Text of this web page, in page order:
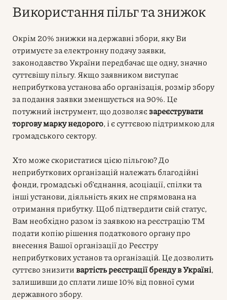
Використання пільг та знижок
Окрім 20% знижки на державні збори, яку Ви
отримуєте за електронну подачу заявки,
законодавство України передбачає ще одну, значно
суттєвішу пільгу. Якщо заявником виступає
неприбуткова установа або організація, розмір збору
за подання заявки зменшується на 90%. Це
потужний інструмент, що дозволяє зареєструвати
торгову марку недорого, і є суттєвою підтримкою для
громадського сектору.
Хто може скористатися цією пільгою? До
неприбуткових організацій належать благодійні
фонди, громадські об’єднання, асоціації, спілки та
інші установи, діяльність яких не спрямована на
отримання прибутку. Щоб підтвердити свій статус,
Вам необхідно разом із заявкою на реєстрацію ТМ
подати копію рішення податкового органу про
внесення Вашої організації до Реєстру
неприбуткових установ та організацій. Це дозволить
суттєво знизитивартість реєстрації бренду в Україні,
залишивши до сплати лише 10% від повної суми
державного збору.